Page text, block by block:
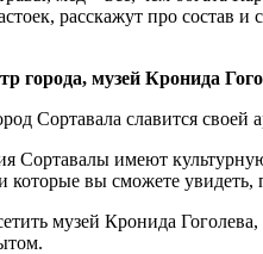
расскажут про
города, музей Кронида
Сортавала славится
Сортавалы имеют
которые вы сможете увидеть,
музей Кронида